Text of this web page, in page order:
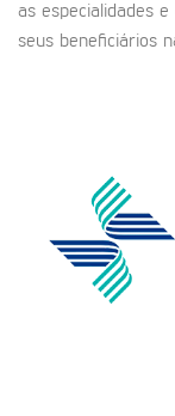
as especialidades
seus beneficiários